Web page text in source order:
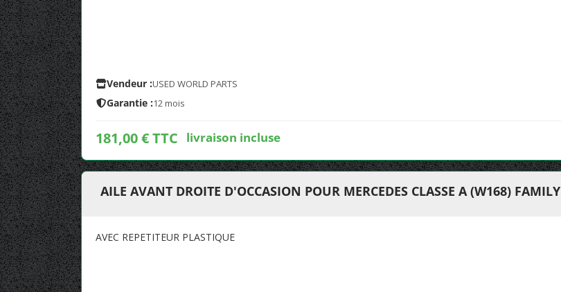
Vendeur :USED WORLD PARTS
Garantie :12 mois
181,00 € TTC livraison incluse
AILE AVANT DROITE D'OCCASION POUR MERCEDES CLASSE A (W168) FAMILY
AVEC REPETITEUR PLASTIQUE